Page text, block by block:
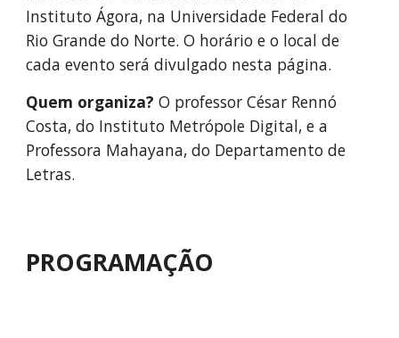
Instituto Ágora, na Universidade Federal do
Rio Grande do Norte. O horário e o local de
cada evento será divulgado nesta página.
Quem organiza? O professor César Rennó
Costa, do Instituto Metrópole Digital, e a
Professora Mahayana, do Departamento de
Letras.
PROGRAMAÇÃO